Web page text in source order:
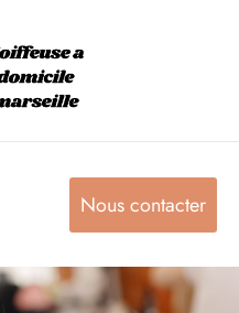
Nous contacter